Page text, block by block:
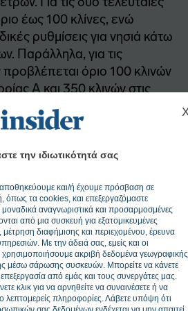
την ιδιωτικότητά σας
αποθηκεύουμε και/ή έχουμε πρόσβαση σε
όπως τα cookies, και επεξεργαζόμαστε
αναγνωριστικά και προσαρμοσμένες
από μια συσκευή για εξατομικευμένες
μέτρηση διαφήμισης και περιεχομένου, έρευνα
Με την άδειά σας, εμείς και οι
χρησιμοποιήσουμε ακριβή δεδομένα γεωγραφικής
μέσω σάρωσης συσκευών. Μπορείτε να κάνετε
από εμάς και τους συνεργάτες μας.
κλικ για να αρνηθείτε να συναινέσετε ή να
πληροφορίες. Λάβετε υπόψη ότι
έως 100 κλίνες, ενώ
ρυθμίσεις για νησιά κάτω
Παράλληλα, για τις
προβλέπεται όριο 100 κλινών
Α και 350 κλινών στις
Ειδικό Χωροταξικό
σε καθεστώς πλήρους
απαγόρευση διαμορφώσεων
μόνο έργα πρόσβασης
καθώς και παρεμβάσεις
τη σχετική νομοθεσία περί